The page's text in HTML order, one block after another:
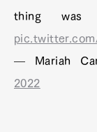
thing was
— Mariah
2022